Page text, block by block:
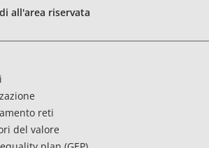
all'area riservata
reti
del valore